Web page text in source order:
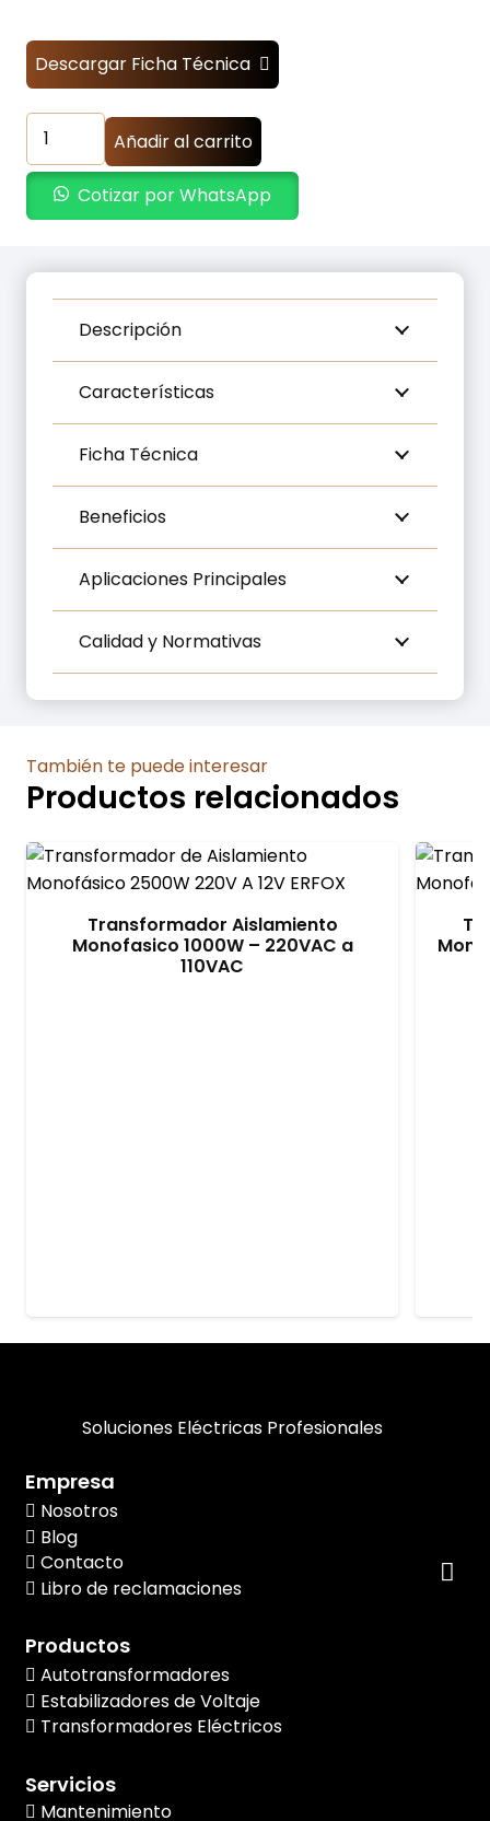
Descargar Ficha Técnica
Transformador
Aislamiento
Trifasico
10000W
cantidad
Añadir al carrito
Cotizar por WhatsApp
Descripción
Características
Ficha Técnica
Beneficios
Aplicaciones Principales
Calidad y Normativas
También te puede interesar
Productos relacionados
Transformador Aislamiento
Monofasico 1000W – 220VAC a
110VAC
Soluciones Eléctricas Profesionales
Empresa
Nosotros
Blog
Contacto
Libro de reclamaciones
Productos
Autotransformadores
Estabilizadores de Voltaje
Transformadores Eléctricos
Servicios
Mantenimiento